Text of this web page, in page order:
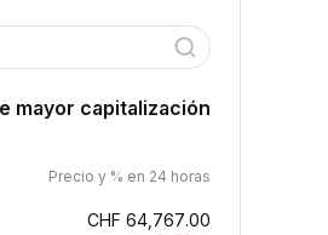
mayor capitalización
Precio y % en 24 horas
CHF 64,767.00